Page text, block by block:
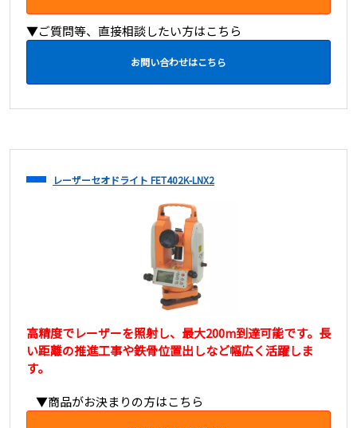
▼ご質問等、直接相談したい方はこちら
お問い合わせはこちら
レーザーセオドライト FET402K-LNX2
高精度でレーザーを照射し、最大200m到達可能です。長
い距離の推進工事や鉄骨位置出しなど幅広く活躍しま
す。
▼商品がお決まりの方はこちら